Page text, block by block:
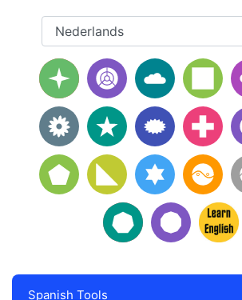
Spanish Tools